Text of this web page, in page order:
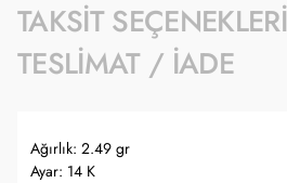
TAKSIT SEÇENEKLERI
TESLIMAT / İADE
Ağırlık: 2.49 gr
Ayar: 14 K